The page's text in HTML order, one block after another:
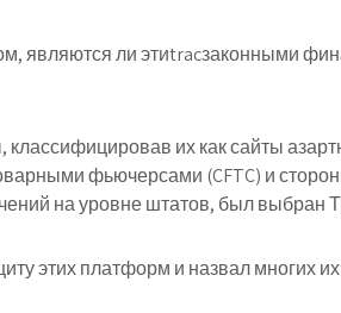
являются ли этиtracзаконными
их как сайты
фьючерсами (CFTC) и
на уровне штатов, был выбран
этих платформ и назвал многих